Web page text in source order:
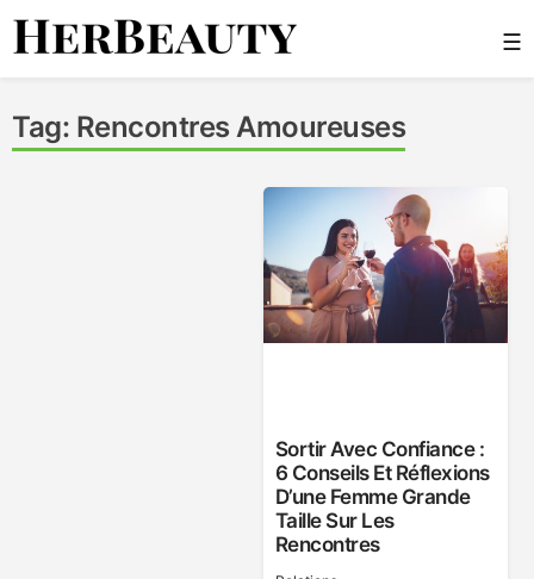
Skip
☰
Tag: Rencontres Amoureuses
Sortir Avec Confiance :
6 Conseils Et Réflexions
D’une Femme Grande
Taille Sur Les
Rencontres